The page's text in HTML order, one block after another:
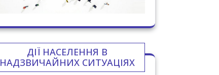
ДІЇ НАСЕЛЕННЯ В
НАДЗВИЧАЙНИХ СИТУАЦІЯХ